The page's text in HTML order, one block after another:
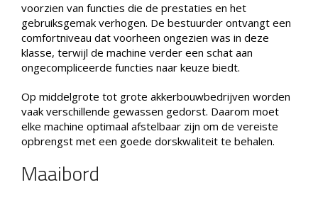
voorzien van functies die de prestaties en het
gebruiksgemak verhogen. De bestuurder ontvangt een
comfortniveau dat voorheen ongezien was in deze
klasse, terwijl de machine verder een schat aan
ongecompliceerde functies naar keuze biedt.
Op middelgrote tot grote akkerbouwbedrijven worden
vaak verschillende gewassen gedorst. Daarom moet
elke machine optimaal afstelbaar zijn om de vereiste
opbrengst met een goede dorskwaliteit te behalen.
Maaibord